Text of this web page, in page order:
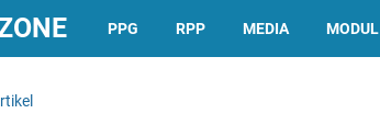
PPG RPP MEDIA MODUL